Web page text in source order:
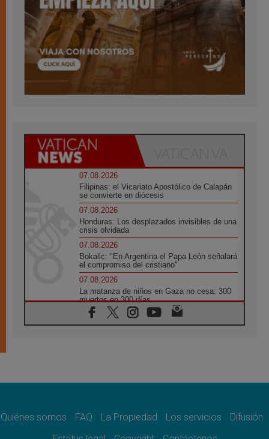
07.08.2026
Filipinas: el Vicariato Apostólico de Calapán
se convierte en diócesis
07.08.2026
Honduras: Los desplazados invisibles de una
crisis olvidada
07.08.2026
Bokalic: "En Argentina el Papa León señalará
el compromiso del cristiano"
07.08.2026
La matanza de niños en Gaza no cesa: 300
muertos en 300 días
07.08.2026
Tagle: La guerra desfigura el mundo, solo la
como misión al servicio del Evangelio
Quiénes somos FAQ La Propiedad Los servicios
Difusión